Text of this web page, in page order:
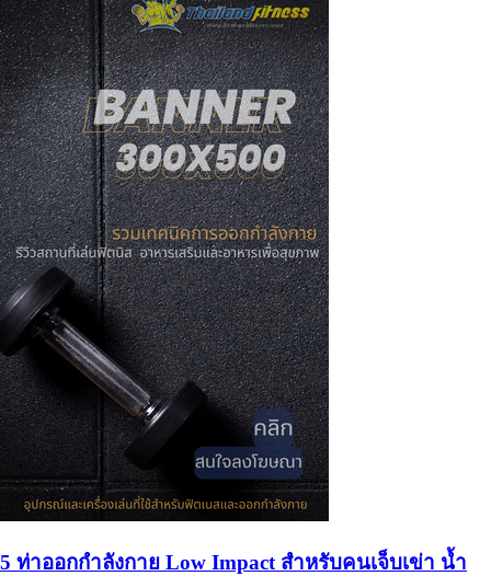
5 ท่าออกกำลังกาย Low Impact สำหรับคนเจ็บเข่า น้ำ